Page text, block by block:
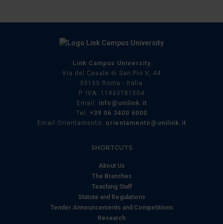
analizzare il nostro traffico. Condividiamo inoltre
nostri partner che si occupano di analisi dei dati web,
pubblicità e social media, i quali potrebbero combinarle
con altre informazioni che ha fornito loro o che hanno
raccolto dal suo utilizzo dei loro servizi.
Link Campus University
Via del Casale di San Pio V, 44
00165 Roma - Italia
P. IVA: 11933781004
Email: info@unilink.it
Tel: +39 06 3400 6000
Email Orientamento: orientamento@unilink.it
SHORTCUTS
About Us
The Branches
Teaching Staff
Statute and Regulations
Tender Announcements and Competitions
Research